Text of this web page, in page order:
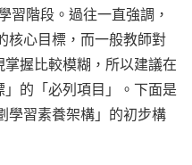
習階段。過往一直強調，
核心目標，而一般教師對
握比較模糊，所以建議在
的「必列項目」。下面是
學習素養架構」的初步構